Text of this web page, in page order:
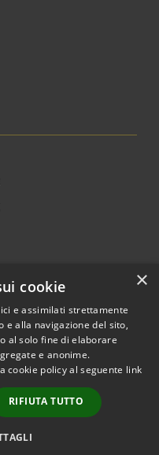
Copyright © 2020 •
Comune di Grugliasco •
Powered byMunicipium
×
cookie
e assimilati strettamente
e alla navigazione del sito,
al solo fine di elaborare
e anonime.
cookie policy al seguente link
RIFIUTA TUTTO